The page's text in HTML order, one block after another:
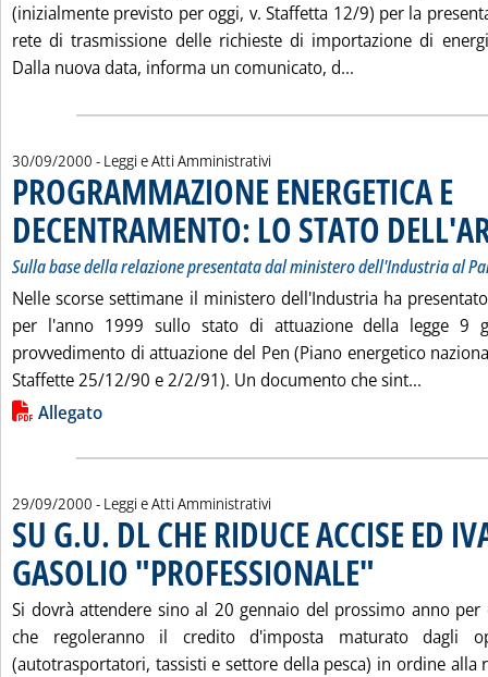
(inizialmente previsto per oggi, v. Staffetta 12/9) per la
rete di trasmissione delle richieste di importazione di
Dalla nuova data, informa un comunicato, d...
30/09/2000 - Leggi e Atti Amministrativi
PROGRAMMAZIONE ENERGETICA E
DECENTRAMENTO: LO STATO
Sulla base della relazione presentata dal ministero dell'Industria al
Nelle scorse settimane il ministero dell'Industria ha
per l'anno 1999 sullo stato di attuazione della legge 9
provvedimento di attuazione del Pen (Piano energetico
Staffette 25/12/90 e 2/2/91). Un documento che sint...
Lista allegati PDF alla notizia
Allegato
29/09/2000 - Leggi e Atti Amministrativi
SU G.U. DL CHE RIDUCE ACCISE ED
GASOLIO "PROFESSIONALE"
Si dovrà attendere sino al 20 gennaio del prossimo anno per
che regoleranno il credito d'imposta maturato dagli
(autotrasportatori, tassisti e settore della pesca) in ordine alla